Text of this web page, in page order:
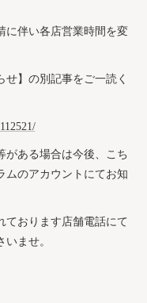
に伴い各店営業時間を変
】の別記事をご一読く
ある場合は今後、こち
ムのアカウントにてお知
ております店舗電話にて
ませ。